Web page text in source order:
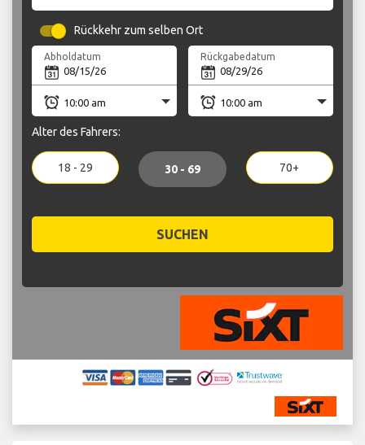
Rückkehr zum selben Ort
Abholdatum Rückgabedatum
Alter des Fahrers:
18 - 29 30 - 69 70+
SUCHEN